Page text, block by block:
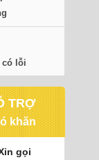
có lỗi
TRỢ
khăn
gọi